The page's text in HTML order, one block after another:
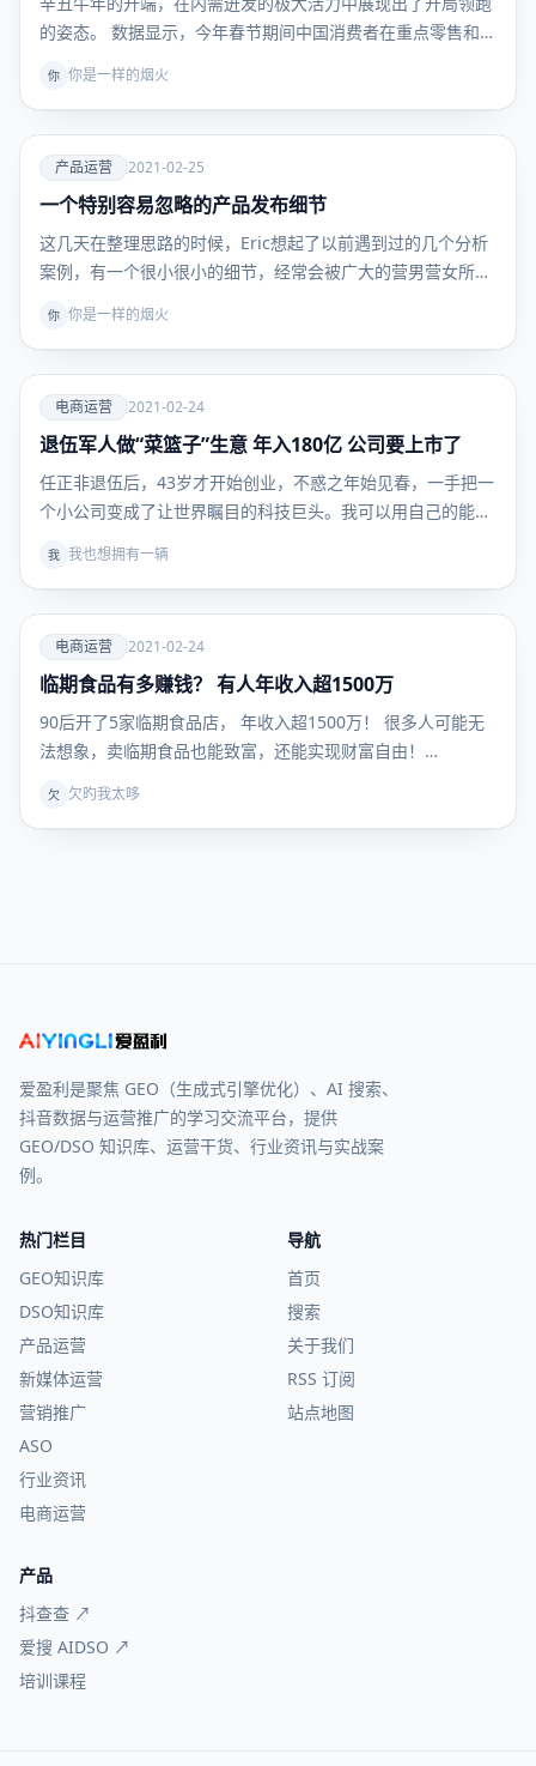
的姿态。 数据显示，今年春节期间中国消费者在重点零售和
你 你是一样的烟火
爱
产品运
产品运营 2021-02-25
一个特别容易忽略的产品发布细节
这几天在整理思路的时候，Eric想起了以前遇到过的几个分析
案例，有一个很小很小的细节，经常会被广大的营男营女所…
你 你是一样的烟火
爱
电商运
营
电商运营 2021-02-24
退伍军人做“菜篮子”生意 年入180亿 公司要上市了
任正非退伍后，43岁才开始创业，不惑之年始见春，一手把一
个小公司变成了让世界瞩目的科技巨头。我可以用自己的能
我 我也想拥有一辆
爱
电商运
营
电商运营 2021-02-24
临期食品有多赚钱？ 有人年收入超1500万
90后开了5家临期食品店， 年收入超1500万！ 很多人可能无
法想象，卖临期食品也能致富，还能实现财富自由！…
欠 欠旳我太哆
爱盈利是聚焦 GEO（生成式引擎优化）、AI 搜索、
抖音数据与运营推广的学习交流平台，提供
GEO/DSO 知识库、运营干货、行业资讯与实战案
例。
热门栏目
GEO知识库
DSO知识库
产品运营
新媒体运营
营销推广
ASO
行业资讯
电商运营
导航
首页
搜索
关于我们
RSS 订阅
站点地图
产品
抖查查 ↗
爱搜 AIDSO ↗
培训课程